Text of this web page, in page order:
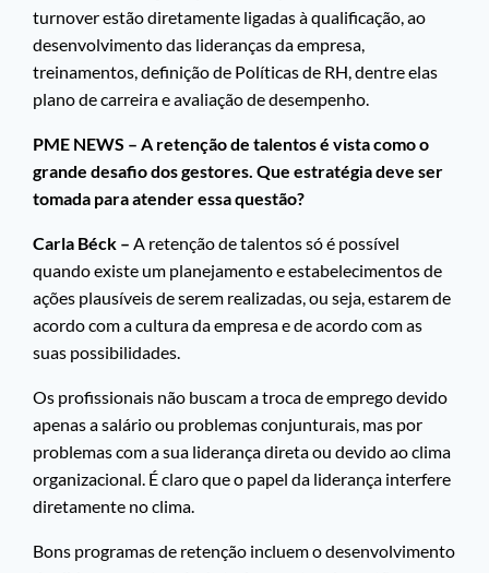
turnover estão diretamente ligadas à qualificação, ao
desenvolvimento das lideranças da empresa,
treinamentos, definição de Políticas de RH, dentre elas
plano de carreira e avaliação de desempenho.
PME NEWS – A retenção de talentos é vista como o
grande desafio dos gestores. Que estratégia deve ser
tomada para atender essa questão?
Carla Béck – A retenção de talentos só é possível
quando existe um planejamento e estabelecimentos de
ações plausíveis de serem realizadas, ou seja, estarem de
acordo com a cultura da empresa e de acordo com as
suas possibilidades.
Os profissionais não buscam a troca de emprego devido
apenas a salário ou problemas conjunturais, mas por
problemas com a sua liderança direta ou devido ao clima
organizacional. É claro que o papel da liderança interfere
diretamente no clima.
Bons programas de retenção incluem o desenvolvimento